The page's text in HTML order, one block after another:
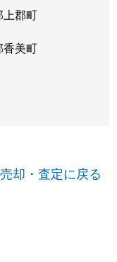
上郡町
香美町
却・査定に戻る